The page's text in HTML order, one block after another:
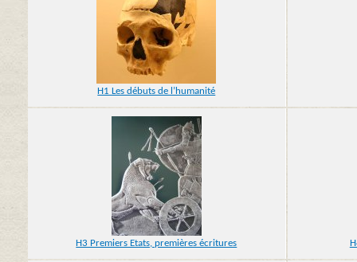
H1 Les débuts de l’humanité
H3 Premiers Etats, premières écritures